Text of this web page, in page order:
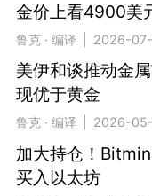
金价上看4900美
鲁克 · 编译 | 2026-
美伊和谈推动金
现优于黄金
鲁克 · 编译 | 2026-
加大持仓！
买入以太坊